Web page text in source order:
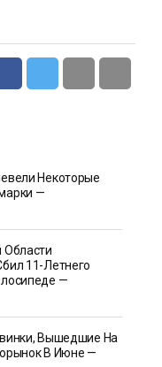
Некоторые
—
Области
11-Летнего
—
Вышедшие На
В Июне —